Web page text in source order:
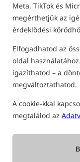
Meta, TikTok és
megérthetjük az
érdeklődési
Elfogadhatod az
oldal
igazíthatod – a
megváltoztathatod.
A cookie-kkal
megtalálod az